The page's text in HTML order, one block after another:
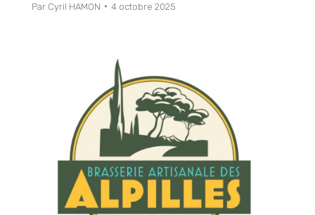
Par Cyril HAMON 4 octobre 2025